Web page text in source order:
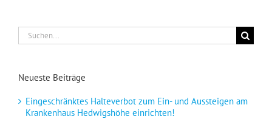
Suche
nach:
Neueste Beiträge
Eingeschränktes Halteverbot zum Ein- und Aussteigen am
Krankenhaus Hedwigshöhe einrichten!